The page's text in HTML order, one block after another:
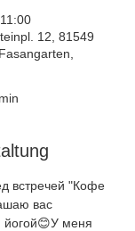
12, 81549
встречей "Кофе
вас
йогой😊У меня